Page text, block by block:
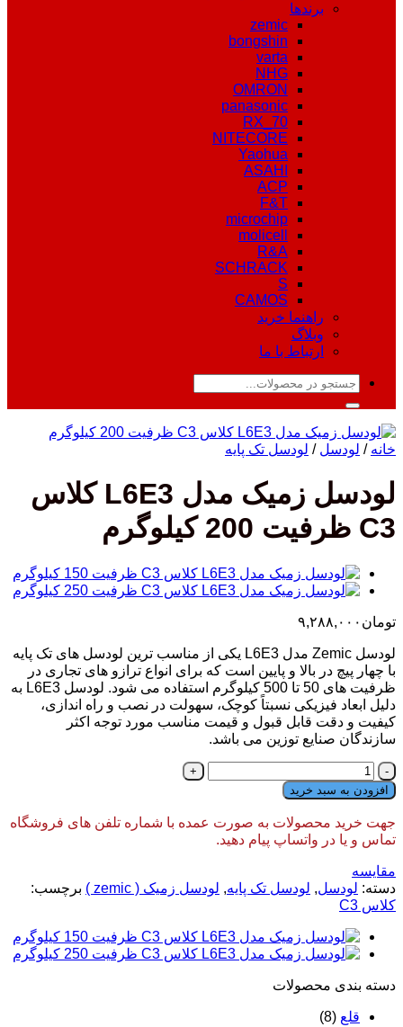
برندها
zemic
bongshin
varta
NHG
OMRON
panasonic
RX_70
NITECORE
Yaohua
ASAHI
ACP
F&T
microchip
molicell
R&A
SCHRACK
S
CAMOS
راهنما خرید
وبلاگ
ارتباط با ما
جستجو
خانه / لودسل / لودسل تک پایه
لودسل زمیک مدل L6E3 کلاس
C3 ظرفیت 200 کیلوگرم
تومان ۹,۲۸۸,۰۰۰
لودسل Zemic
مدل L6E3 یکی از مناسب ترین لودسل های تک پایه
با چهار پیچ در بالا و پایین است که برای انواع ترازو های تجاری در
ظرفیت های 50 تا 500 کیلوگرم استفاده می شود. لودسل L6E3 به
دلیل ابعاد فیزیکی نسبتاً کوچک، سهولت در نصب و راه اندازی،
کیفیت و دقت قابل قبول و قیمت مناسب مورد توجه اکثر
سازندگان صنایع توزین می باشد.
لودسل
زمیک
مدل
L6E3
کلاس
C3
ظرفیت
200
کیلوگرم
افزودن به سبد خرید
جهت خرید محصولات به صورت عمده با شماره تلفن های فروشگاه
تماس و یا در واتساپ پیام دهید.
مقایسه
دسته: لودسل, لودسل تک پایه, لودسل زمیک ( zemic )
برچسب:
کلاس C3
دسته‌ بندی محصولات
قلع (8)